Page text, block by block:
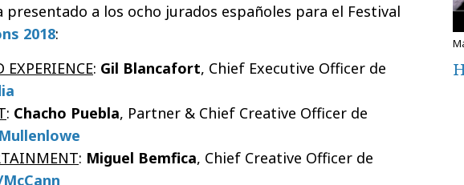
presentado a los ocho jurados españoles para el Festival
2018:
EXPERIENCE: Gil Blancafort, Chief Executive Officer de
: Chacho Puebla, Partner & Chief Creative Officer de
: Miguel Bemfica, Chief Creative Officer de